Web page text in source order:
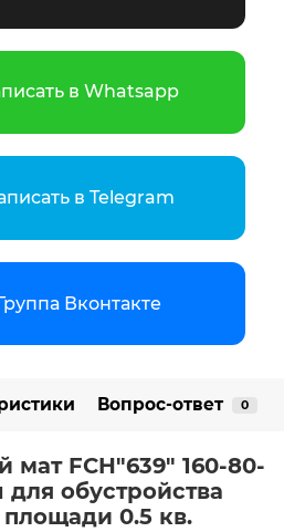
в Whatsapp
в Telegram
Вконтакте
Вопрос-ответ 0
мат FCH"639" 160-80-
обустройства
площади 0.5 кв.